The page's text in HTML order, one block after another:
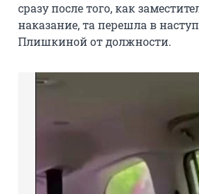
сразу после того, как
наказание, та перешла в
Плишкиной от должности.